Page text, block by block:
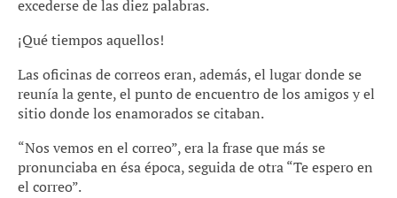
excederse de las diez palabras.
¡Qué tiempos aquellos!
Las oficinas de correos eran, además, el lugar donde se
reunía la gente, el punto de encuentro de los amigos y el
sitio donde los enamorados se citaban.
“Nos vemos en el correo”, era la frase que más se
pronunciaba en ésa época, seguida de otra “Te espero en
el correo”.